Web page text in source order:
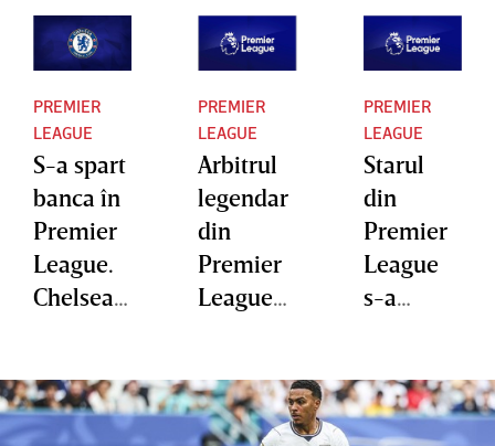
PREMIER
LEAGUE
S-a spart
banca în
Premier
League.
Chelsea a
milioane
de euro
PREMIER
LEAGUE
Arbitrul
legendar
din
Premier
League
PREMIER
LEAGUE
Starul
din
Premier
League
s-a
aproape
tot